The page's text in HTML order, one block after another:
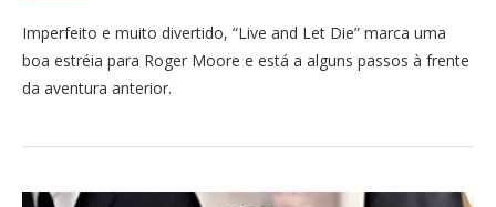
Imperfeito e muito divertido, “Live and Let Die” marca uma
boa estréia para Roger Moore e está a alguns passos à frente
da aventura anterior.